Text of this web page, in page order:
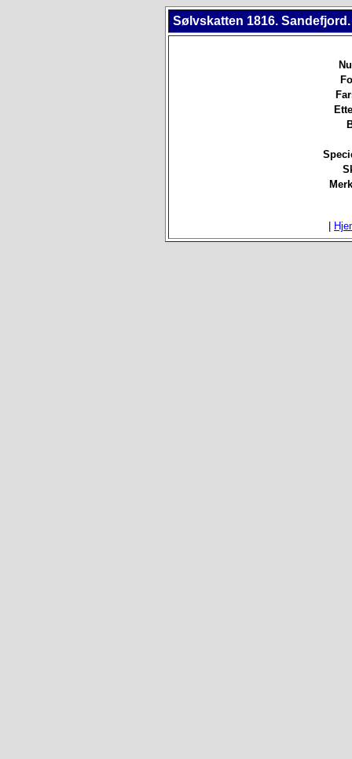
Sølvskatten 1816. Sandefjord.